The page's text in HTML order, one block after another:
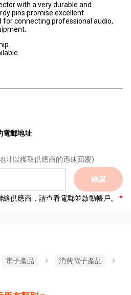
with a very durable and
pins promise excellent
for connecting professional audio,
電郵地址
址以獲取供應商的迅速回覆)
確認
供應商，請查看電郵並啟動帳戶。
電子產品
消費電子產品